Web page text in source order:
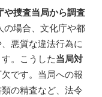
や捜査当局から調査
の場合、文化庁や都
悪質な違法行為に
。こうした当局対
です。当局への報
の精査など、法令